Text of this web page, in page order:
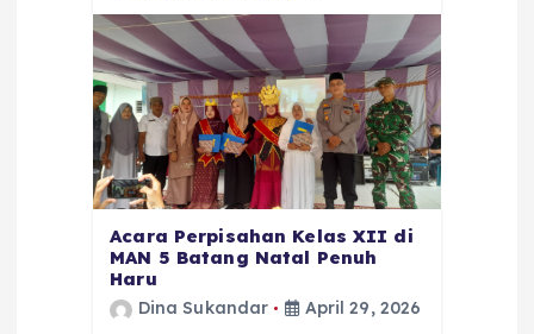
Acara Perpisahan Kelas XII di
MAN 5 Batang Natal Penuh
Haru
Dina Sukandar April 29, 2026